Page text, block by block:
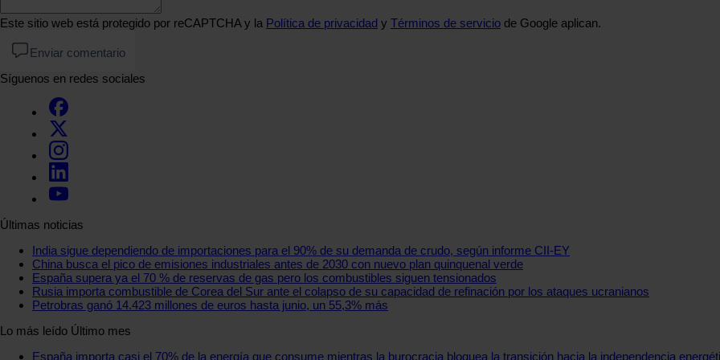
Este sitio web está protegido por reCAPTCHA y la Política de privacidad y Términos de servicio de Google aplican.
Enviar comentario
Síguenos en redes sociales
Últimas noticias
India sigue dependiendo de importaciones para el 90% de su demanda de crudo, según informe CII-EY
China busca el pico de emisiones industriales antes de 2030 con nuevo plan quinquenal verde
España supera ya el 70 % de reservas de gas pero los combustibles siguen tensionados
Rusia importa combustible de Corea del Sur ante el colapso de su capacidad de refinación por los ataques ucranianos
Petrobras ganó 14.423 millones de euros hasta junio, un 55,3% más
Lo más leído Último mes
España importa casi el 70% de la energía que consume mientras la burocracia bloquea la transición hacia la independencia